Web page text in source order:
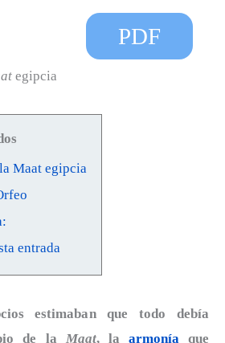
PDF
egipcia
Maat egipcia
entrada
estimaban que todo debía
de la Maat, la armonía que